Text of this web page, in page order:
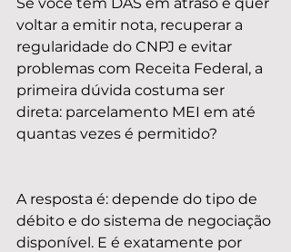
voltar a emitir nota, recuperar a
regularidade do CNPJ e evitar
problemas com Receita Federal, a
primeira dúvida costuma ser
direta: parcelamento MEI em até
quantas vezes é permitido?
A resposta é: depende do tipo de
débito e do sistema de negociação
disponível. E é exatamente por